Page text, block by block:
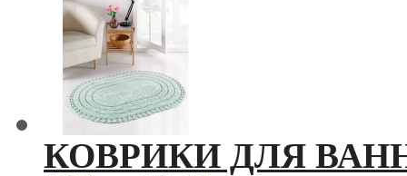
КОВРИКИ ДЛЯ